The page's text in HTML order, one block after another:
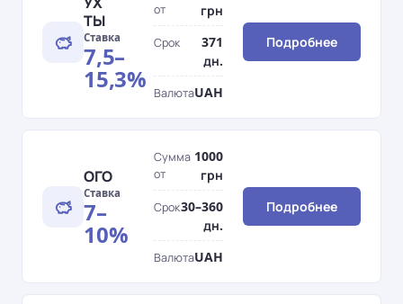
ТЫ
Ставка
7,5–
15,3%
от грн
Срок
371
дн.
ВалютаUAH
Подробнее
ОГО
Ставка
7–
10%
Сумма
от
1000
грн
Срок30–360
дн.
ВалютаUAH
Подробнее